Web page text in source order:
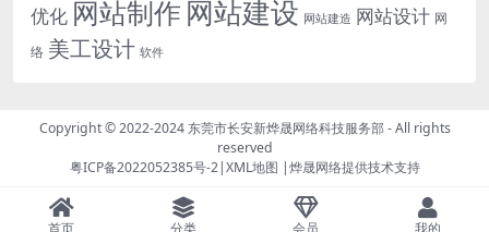
优化 网站制作 网站建设 网站建造 网站设计 网
络 美工设计 软件
Copyright © 2022-2024 东莞市长安新烨晟网络科技服务部- All rights
reserved
粤ICP备2022052385号-2|XML地图 |烨晟网络提供技术支持
首页 分类 会员 我的